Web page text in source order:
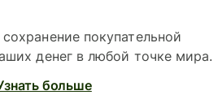
покупательной
денег в любой точке мира.
больше